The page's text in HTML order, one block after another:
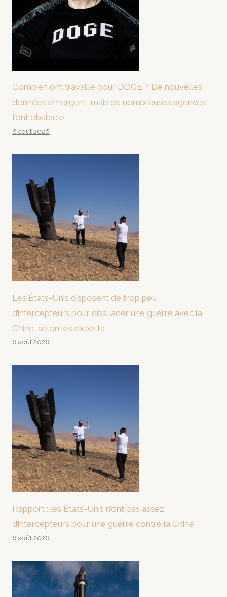
Combien ont travaillé pour DOGE ? De nouvelles
données émergent, mais de nombreuses agences
font obstacle
6 août 2026
Les États-Unis disposent de trop peu
d’intercepteurs pour dissuader une guerre avec la
Chine, selon les experts
6 août 2026
Rapport : les États-Unis n’ont pas assez
d’intercepteurs pour une guerre contre la Chine
6 août 2026